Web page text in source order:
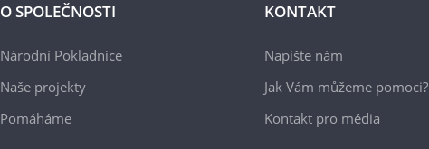
O SPOLEČNOSTI
Národní Pokladnice
Naše projekty
Pomáháme
KONTAKT
Napište nám
Jak Vám můžeme pomoci?
Kontakt pro média